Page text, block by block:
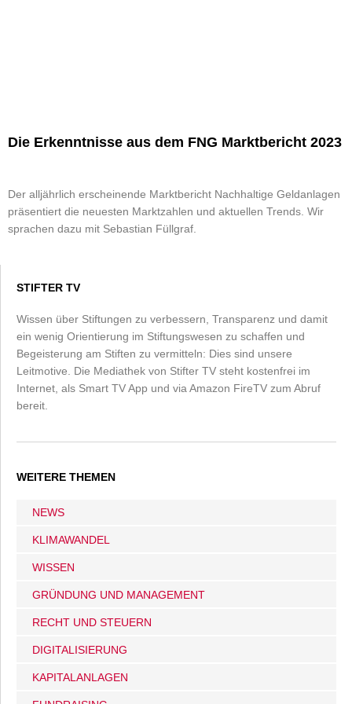
Die Erkenntnisse aus dem FNG Marktbericht 2023
Der alljährlich erscheinende Marktbericht Nachhaltige Geldanlagen
präsentiert die neuesten Marktzahlen und aktuellen Trends. Wir
sprachen dazu mit Sebastian Füllgraf.
STIFTER TV
Wissen über Stiftungen zu verbessern, Transparenz und damit
ein wenig Orientierung im Stiftungswesen zu schaffen und
Begeisterung am Stiften zu vermitteln: Dies sind unsere
Leitmotive. Die Mediathek von Stifter TV steht kostenfrei im
Internet, als Smart TV App und via Amazon FireTV zum Abruf
bereit.
WEITERE THEMEN
NEWS
KLIMAWANDEL
WISSEN
GRÜNDUNG UND MANAGEMENT
RECHT UND STEUERN
DIGITALISIERUNG
KAPITALANLAGEN